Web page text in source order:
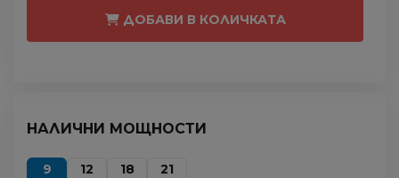
ДОБАВИ В КОЛИЧКАТА
НАЛИЧНИ МОЩНОСТИ
9 12 18 21